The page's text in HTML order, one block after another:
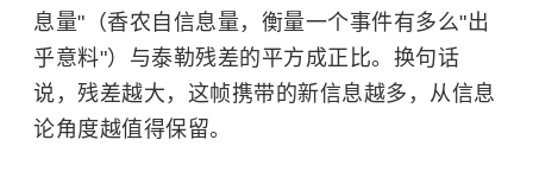
息量"（香农自信息量，衡量一个事件有多么"出
乎意料"）与泰勒残差的平方成正比。换句话
说，残差越大，这帧携带的新信息越多，从信息
论角度越值得保留。